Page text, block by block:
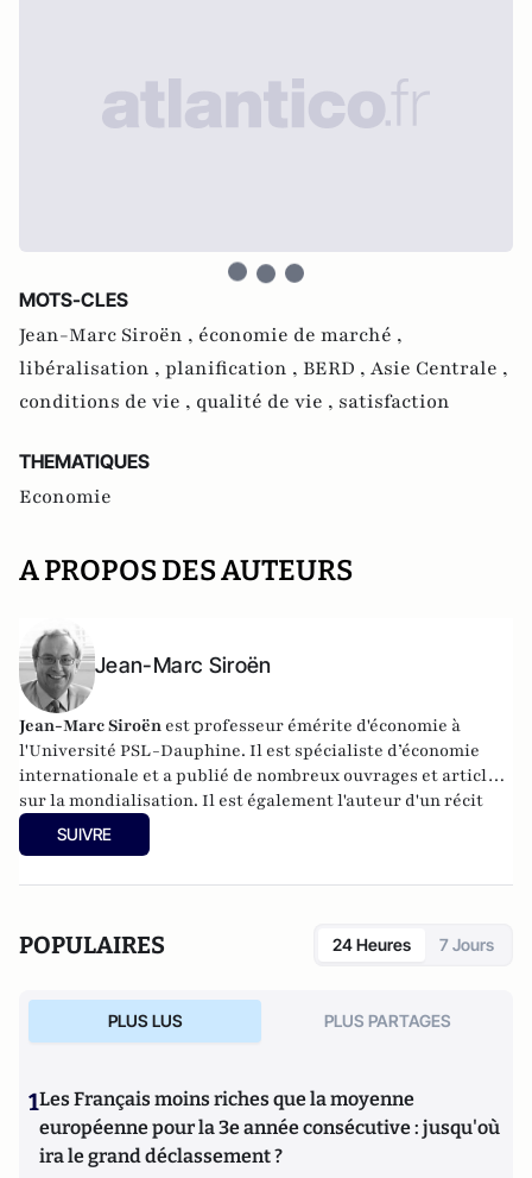
MOTS-CLES
Jean-Marc Siroën , économie de marché ,
libéralisation , planification , BERD , Asie Centrale ,
conditions de vie , qualité de vie , satisfaction
THEMATIQUES
Economie
A PROPOS DES AUTEURS
Jean-Marc Siroën
Jean-Marc Siroën est professeur émérite d'économie à
l'Université PSL-Dauphine. Il est spécialiste d’économie
internationale et a publié de nombreux ouvrages et articles
sur la mondialisation. Il est également l'auteur d'un récit
romancé (en trois tomes) autour de l'économiste J.M. Keynes
: "Mr Keynes et les extravagants". Site :
SUIVRE
POPULAIRES 24 Heures 7 Jours
PLUS LUS PLUS PARTAGES
1Les Français moins riches que la moyenne
européenne pour la 3e année consécutive : jusqu'où
ira le grand déclassement ?